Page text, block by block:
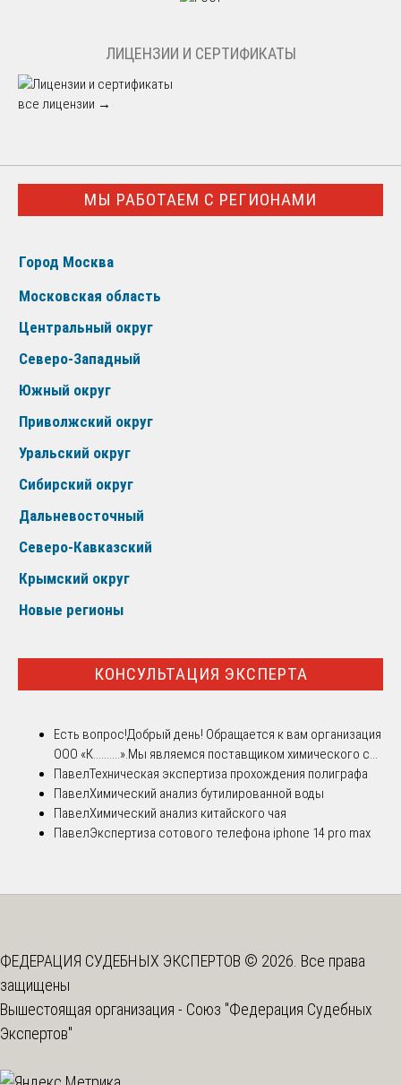
ЛИЦЕНЗИИ И СЕРТИФИКАТЫ
все лицензии →
МЫ РАБОТАЕМ С РЕГИОНАМИ
Город Москва
Московская область
Центральный округ
Северо-Западный
Южный округ
Приволжский округ
Уральский округ
Сибирский округ
Дальневосточный
Северо-Кавказский
Крымский округ
Новые регионы
КОНСУЛЬТАЦИЯ ЭКСПЕРТА
Есть вопрос!Добрый день! Обращается к вам организация
ООО «К..........».Мы являемся поставщиком химического с...
ПавелТехническая экспертиза прохождения полиграфа
ПавелХимический анализ бутилированной воды
ПавелХимический анализ китайского чая
ПавелЭкспертиза сотового телефона iphone 14 pro max
ФЕДЕРАЦИЯ СУДЕБНЫХ ЭКСПЕРТОВ © 2026. Все права
защищены
Вышестоящая организация - Союз "Федерация Судебных
Экспертов"